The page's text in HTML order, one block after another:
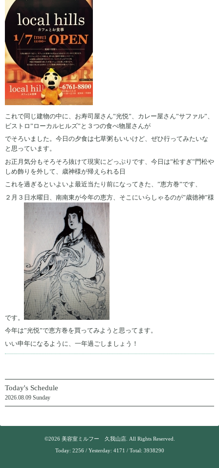
これで同じ建物の中に、お寿司屋さん”光悦”、カレー屋さん”サファル”、
ビストロ”ローカルヒルズ”と３つの食べ物屋さんが
でそろいました。今日の夕食は七草粥もいいけど、ぜひ行ってみたいな
と思っています。
お正月気分もそろそろ抜けて現実にどっぷりです、今日は”松すぎ”門松や
しめ飾りを外して、歳神様が帰えられる日
これを過ぎるといよいよ最近当たり前になってきた、”恵方巻”です、
２月３日水曜日、南南東が今年の恵方、そこにいらしゃるのが”歳徳神”様
です。
今年は”光悦”で恵方巻を買ってみようと思ってます。
いい申年になるように、一年過ごしましょう！
Today's Schedule
2026.08.09 Sunday
©2026 美容室ミルフー 久我山店. All Rights Reserved.
Today: 2256/ Yesterday: 4171 / Total: 3938290